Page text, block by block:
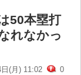
50本塁打
れなかっ
(月) 11:02 0